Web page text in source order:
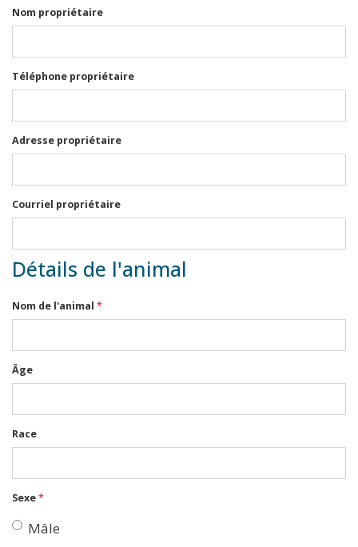
Nom propriétaire
Téléphone propriétaire
Adresse propriétaire
Courriel propriétaire
Détails de l'animal
Nom de l'animal *
Âge
Race
Sexe*
Mâle